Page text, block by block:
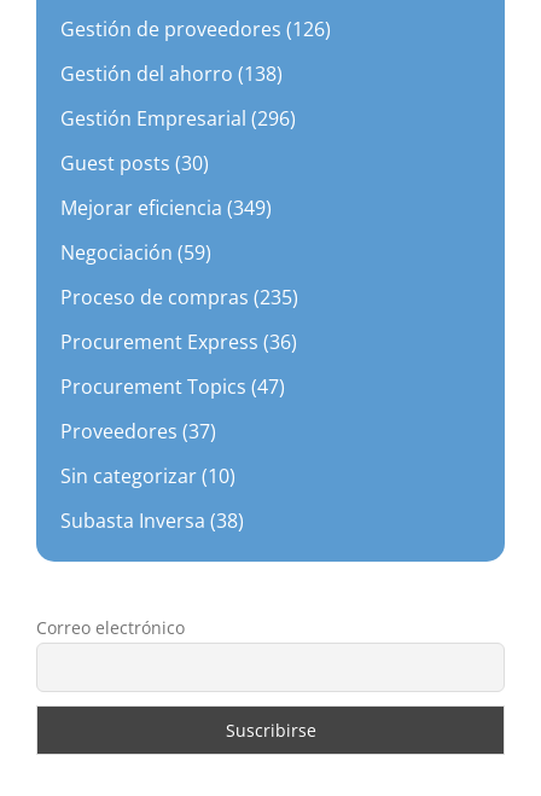
Gestión de proveedores (126)
Gestión del ahorro (138)
Gestión Empresarial (296)
Guest posts (30)
Mejorar eficiencia (349)
Negociación (59)
Proceso de compras (235)
Procurement Express (36)
Procurement Topics (47)
Proveedores (37)
Sin categorizar (10)
Subasta Inversa (38)
Correo electrónico